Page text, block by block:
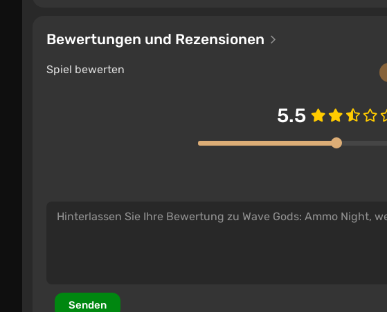
Bewertungen und Rezensionen
Spiel bewerten
5.5
Senden